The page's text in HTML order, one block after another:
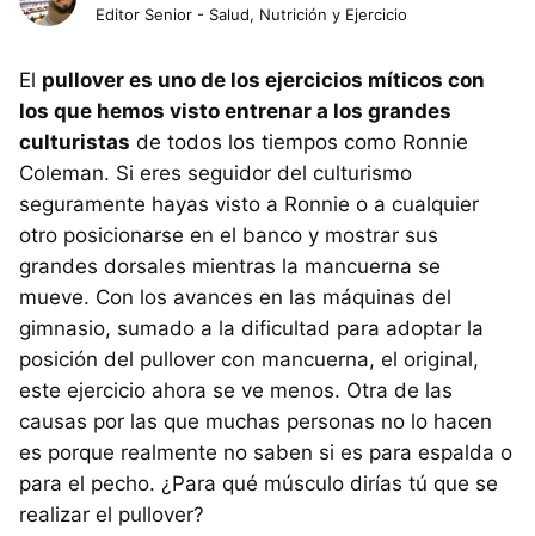
Editor Senior - Salud, Nutrición y Ejercicio
El pullover es uno de los ejercicios míticos con
los que hemos visto entrenar a los grandes
culturistas de todos los tiempos como Ronnie
Coleman. Si eres seguidor del culturismo
seguramente hayas visto a Ronnie o a cualquier
otro posicionarse en el banco y mostrar sus
grandes dorsales mientras la mancuerna se
mueve. Con los avances en las máquinas del
gimnasio, sumado a la dificultad para adoptar la
posición del pullover con mancuerna, el original,
este ejercicio ahora se ve menos. Otra de las
causas por las que muchas personas no lo hacen
es porque realmente no saben si es para espalda o
para el pecho. ¿Para qué músculo dirías tú que se
realizar el pullover?